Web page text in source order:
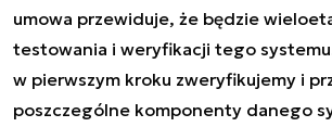
umowa przewiduje, że będzie
testowania i weryfikacji tego
w pierwszym kroku zweryfikujemy i
poszczególne komponenty danego